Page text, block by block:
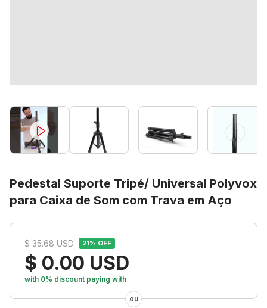
Pedestal Suporte Tripé/ Universal Polyvox
para Caixa de Som com Trava em Aço
21% OFF
$ 35.68 USD
$ 0.00 USD
with 0% discount paying with